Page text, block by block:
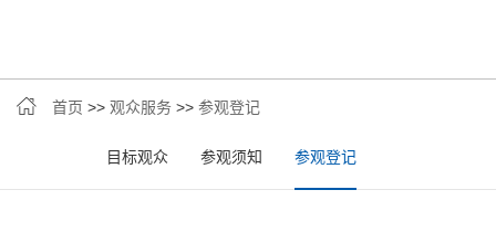
首页 >> 观众服务 >> 参观登记
目标观众 参观须知 参观登记